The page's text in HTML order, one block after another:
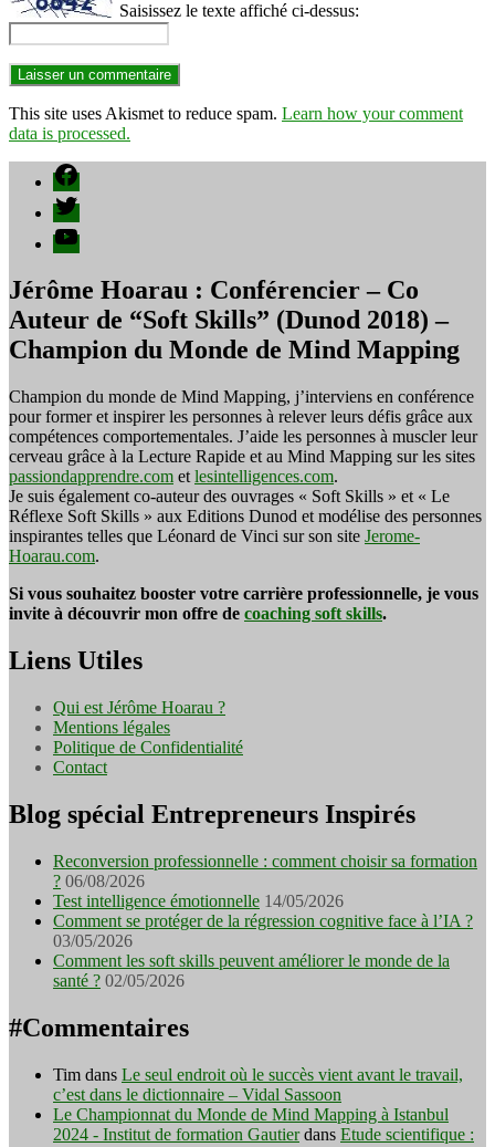
Saisissez le texte affiché ci-dessus:
This site uses Akismet to reduce spam. Learn how your comment
data is processed.
Facebook
Twitter
YouTube
Jérôme Hoarau : Conférencier – Co
Auteur de “Soft Skills” (Dunod 2018) –
Champion du Monde de Mind Mapping
Champion du monde de Mind Mapping, j’interviens en conférence
pour former et inspirer les personnes à relever leurs défis grâce aux
compétences comportementales. J’aide les personnes à muscler leur
cerveau grâce à la Lecture Rapide et au Mind Mapping sur les sites
passiondapprendre.com et lesintelligences.com.
Je suis également co-auteur des ouvrages « Soft Skills » et « Le
Réflexe Soft Skills » aux Editions Dunod et modélise des personnes
inspirantes telles que Léonard de Vinci sur son site Jerome-
Hoarau.com.
Si vous souhaitez booster votre carrière professionnelle, je vous
invite à découvrir mon offre de coaching soft skills.
Liens Utiles
Qui est Jérôme Hoarau ?
Mentions légales
Politique de Confidentialité
Contact
Blog spécial Entrepreneurs Inspirés
Reconversion professionnelle : comment choisir sa formation
? 06/08/2026
Test intelligence émotionnelle 14/05/2026
Comment se protéger de la régression cognitive face à l’IA ?
03/05/2026
Comment les soft skills peuvent améliorer le monde de la
santé ? 02/05/2026
#Commentaires
Tim dans Le seul endroit où le succès vient avant le travail,
c’est dans le dictionnaire – Vidal Sassoon
Le Championnat du Monde de Mind Mapping à Istanbul
2024 - Institut de formation Gautierdans Etude scientifique :